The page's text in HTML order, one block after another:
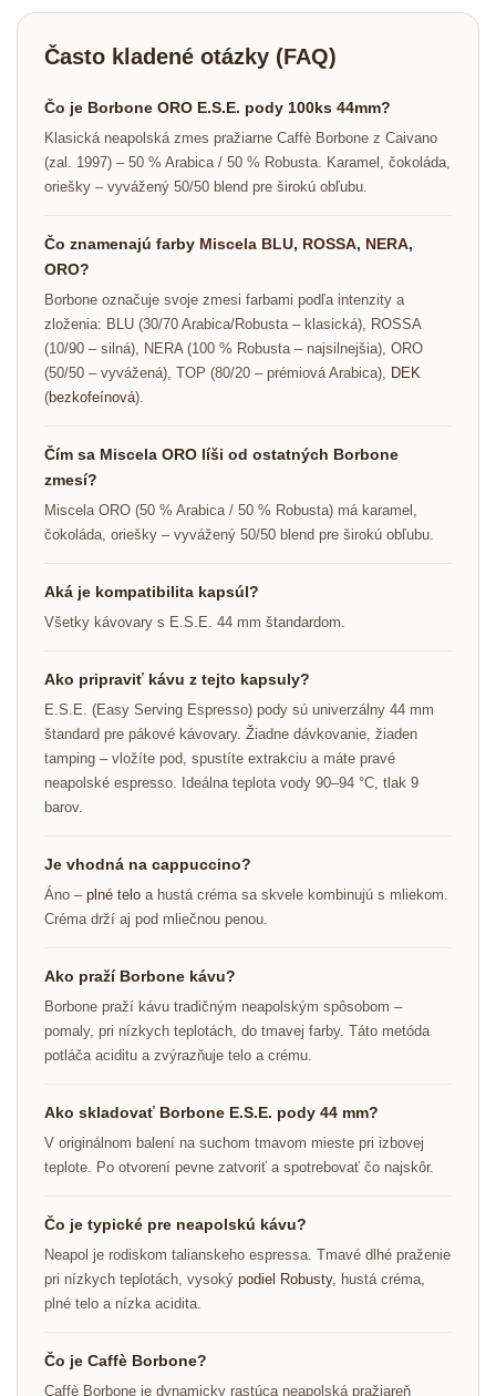
Často kladené otázky (FAQ)
Čo je Borbone ORO E.S.E. pody 100ks 44mm?
Klasická neapolská zmes pražiarne Caffè Borbone z Caivano
(zal. 1997) – 50 % Arabica / 50 % Robusta. Karamel, čokoláda,
oriešky – vyvážený 50/50 blend pre širokú obľubu.
Čo znamenajú farby Miscela BLU, ROSSA, NERA,
ORO?
Borbone označuje svoje zmesi farbami podľa intenzity a
zloženia: BLU (30/70 Arabica/Robusta – klasická), ROSSA
(10/90 – silná), NERA (100 % Robusta – najsilnejšia), ORO
(50/50 – vyvážená), TOP (80/20 – prémiová Arabica), DEK
(bezkofeínová).
Čím sa Miscela ORO líši od ostatných Borbone
zmesí?
Miscela ORO (50 % Arabica / 50 % Robusta) má karamel,
čokoláda, oriešky – vyvážený 50/50 blend pre širokú obľubu.
Aká je kompatibilita kapsúl?
Všetky kávovary s E.S.E. 44 mm štandardom.
Ako pripraviť kávu z tejto kapsuly?
E.S.E. (Easy Serving Espresso) pody sú univerzálny 44 mm
štandard pre pákové kávovary. Žiadne dávkovanie, žiaden
tamping – vložíte pod, spustíte extrakciu a máte pravé
neapolské espresso. Ideálna teplota vody 90–94 °C, tlak 9
barov.
Je vhodná na cappuccino?
Áno – plné telo a hustá créma sa skvele kombinujú s mliekom.
Créma drží aj pod mliečnou penou.
Ako praží Borbone kávu?
Borbone praží kávu tradičným neapolským spôsobom –
pomaly, pri nízkych teplotách, do tmavej farby. Táto metóda
potláča aciditu a zvýrazňuje telo a crému.
Ako skladovať Borbone E.S.E. pody 44 mm?
V originálnom balení na suchom tmavom mieste pri izbovej
teplote. Po otvorení pevne zatvoriť a spotrebovať čo najskôr.
Čo je typické pre neapolskú kávu?
Neapol je rodiskom talianskeho espressa. Tmavé dlhé praženie
pri nízkych teplotách, vysoký podiel Robusty, hustá créma,
plné telo a nízka acidita.
Čo je Caffè Borbone?
Caffè Borbone je dynamicky rastúca neapolská pražiareň